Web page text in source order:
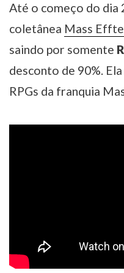
Até o começo do dia
coletânea Mass
saindo por somente
desconto de 90%.
RPGs da franquia